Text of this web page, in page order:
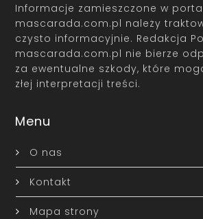
Informacje zamieszczone w
mascarada.com.pl należy
czysto informacyjnie. Redakcja
mascarada.com.pl nie bierze
za ewentualne szkody, które
złej interpretacji treści.
Menu
O nas
Kontakt
Mapa strony